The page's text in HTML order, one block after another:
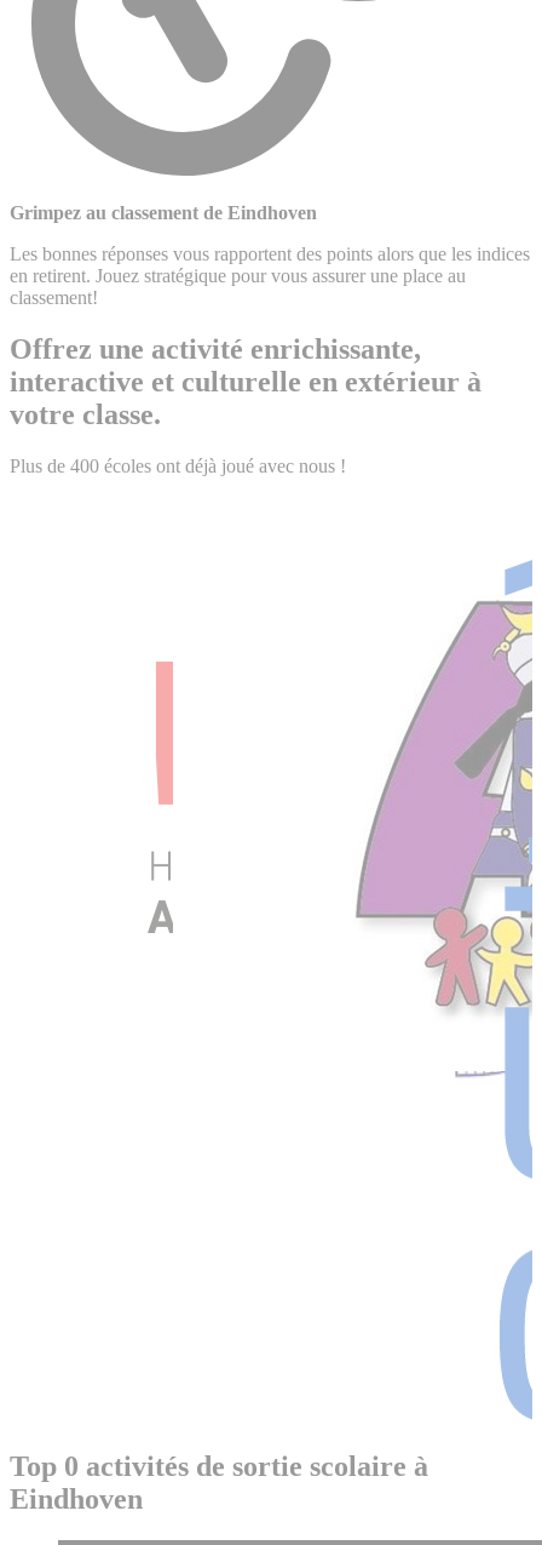
Grimpez au classement de Eindhoven
Les bonnes réponses vous rapportent des points alors que les indices
en retirent. Jouez stratégique pour vous assurer une place au
classement!
Offrez une activité enrichissante,
interactive et culturelle en extérieur à
votre classe.
Plus de 400 écoles ont déjà joué avec nous !
Top 0 activités de sortie scolaire à
Eindhoven